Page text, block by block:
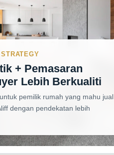
+ Pemasaran
Lebih Berkualiti
pemilik rumah yang mahu jual
dengan pendekatan lebih